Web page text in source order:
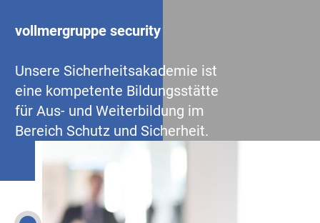
vollmergruppe security
Unsere Sicherheitsakademie ist
eine kompetente Bildungsstätte
für Aus- und Weiterbildung im
Bereich Schutz und Sicherheit.